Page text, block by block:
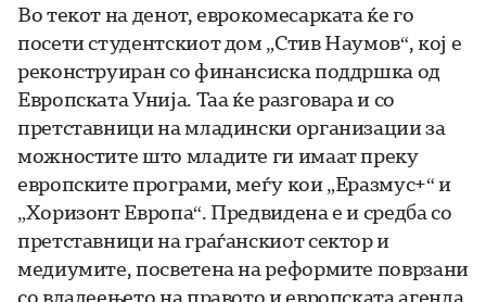
Во текот на денот, еврокомесарката ќе го
посети студентскиот дом „Стив Наумов“, кој е
реконструиран со финансиска поддршка од
Европската Унија. Таа ќе разговара и со
претставници на младински организации за
можностите што младите ги имаат преку
европските програми, меѓу кои „Еразмус+“ и
„Хоризонт Европа“. Предвидена е и средба со
претставници на граѓанскиот сектор и
медиумите, посветена на реформите поврзани